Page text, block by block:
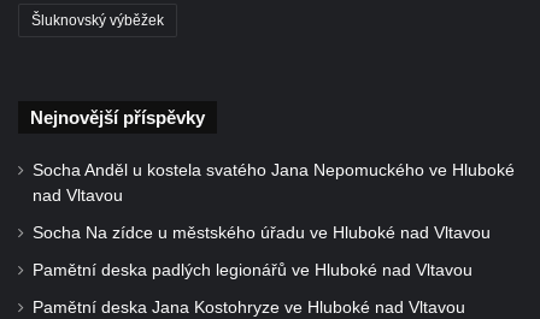
Kostel svatého Havla v Kuřívodech
Kostel Krista Spasitele ve Frýdlantu
cestě na Křížovém vrchu ve Frýdlantu
Kaple Božího hrobu na Křížové cestě na
Křížovém vrchu ve Frýdlantu
Šluknovský výběžek
Nejnovější příspěvky
Socha Anděl u kostela svatého Jana Nepomuckého ve Hluboké
nad Vltavou
Socha Na zídce u městského úřadu ve Hluboké nad Vltavou
Pamětní deska padlých legionářů ve Hluboké nad Vltavou
Pamětní deska Jana Kostohryze ve Hluboké nad Vltavou